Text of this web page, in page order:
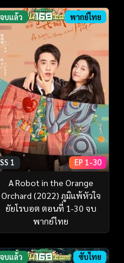
จบแล้ว พากย์ไทย
SS 1 EP 1-30
A Robot in the Orange
Orchard (2022) ภูมิแพ้หัวใจ
ยัยโรบอต ตอนที่ 1-30 จบ
พากย์ไทย
จบแล้ว ซับไทย